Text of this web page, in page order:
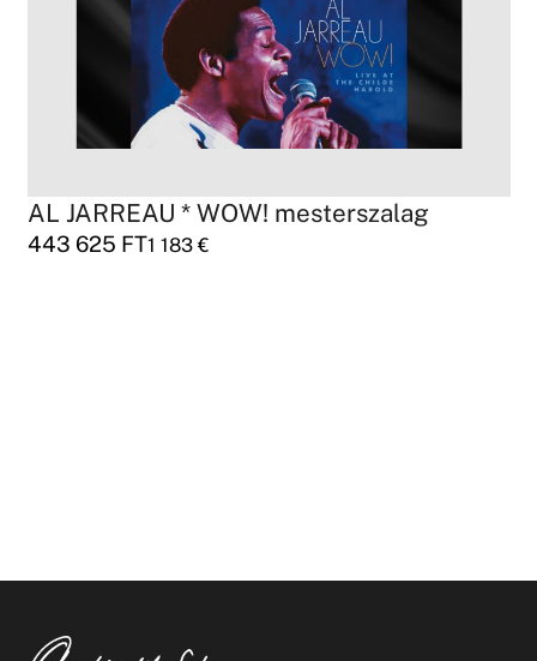
AL JARREAU * WOW! mesterszalag
443 625 FT1 183€